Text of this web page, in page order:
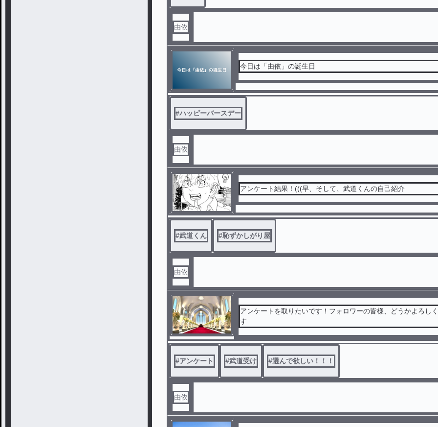
由依
今日は「由依」の誕生日
#ハッピーバースデー
由依
アンケート結果！(((早、そして、武道くんの自己紹介
#武道くん #恥ずかしがり屋
由依
アンケートを取りたいです！フォロワーの皆様、どうかよろし
す
#アンケート #武道受け #選んで欲しい！！！
由依